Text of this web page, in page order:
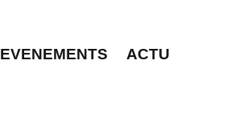
EVENEMENTS ACTU